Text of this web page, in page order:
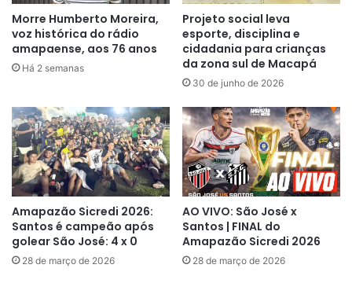
Alucinado, por decisão unânime na disputa do peso leve,
até 70kg.
Morre Humberto Moreira,
voz histórica do rádio
amapaense, aos 76 anos
Há 2 semanas
Projeto social leva
esporte, disciplina e
cidadania para crianças
da zona sul de Macapá
30 de junho de 2026
Amapazão Sicredi 2026:
Santos é campeão após
golear São José: 4 x 0
28 de março de 2026
AO VIVO: São José x
Santos | FINAL do
Amapazão Sicredi 2026
28 de março de 2026